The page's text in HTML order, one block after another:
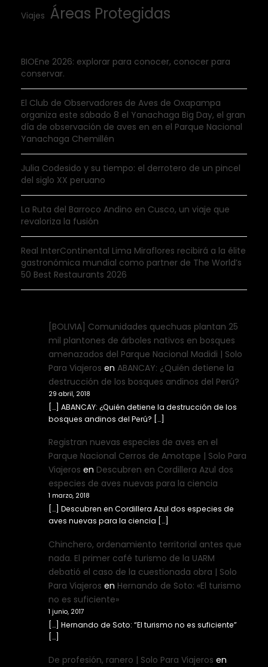
Viajes Áreas Protegidas
BIOEne 2026: explorar para conocer, conocer para
conservar.
El Club de Observadores de Aves de Oxapampa
organiza este sábado 8 el Yanachaga Big Day, el gran
día de observación de aves en en el Parque Nacional
Yanachaga Chemillén
Julia Codesido y su tiempo: el derrotero de un pincel
del siglo XX peruano
La Ruta del Barroco Andino en Cusco, un viaje que
revaloriza la fusión
Real InterContinental Lima Miraflores recibirá a la élite
gastronómica mundial como partner de The World’s
50 Best Restaurants 2026
[BOLIVIA] Comunidades quechuas plantan 25
mil plantones de árboles nativos en bosques
amenazados del Parque Nacional Madidi | Solo
Para Viajeros en ABANCAY: ¿Quién detiene la
destrucción de los bosques andinos del Perú?
29 abril, 2018
[…] ABANCAY: ¿Quién detiene la destrucción de los
bosques andinos del Perú? […]
Registran nuevas especies de aves en el
Parque Nacional Cerros de Amotape | Solo Para
Viajeros en Descubren en Cordillera Azul dos
especies de aves nuevas para la ciencia
1 marzo, 2018
[…] Descubren en Cordillera Azul dos especies de
aves nuevas para la ciencia […]
Chinchero, ordenamiento territorial antes que
nada. El primer café turismo de la UARM
debatió el caso de la cuestionada obra | Solo
Para Viajeros en Hernando de Soto: «El turismo
no es suficiente»
1 junio, 2017
[…] Hernando de Soto: “El turismo no es suficiente”
[…]
De profesión, ranero | Solo Para Viajeros en